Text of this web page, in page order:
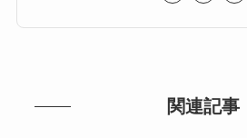
関連記事